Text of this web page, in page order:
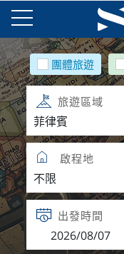
團體旅遊
旅遊區域
啟程地
出發時間